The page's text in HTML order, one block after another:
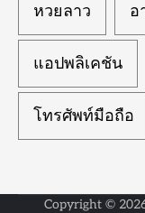
หวยลาว อ
แอปพลิเคชัน
โทรศัพท์มือถือ
Copyright ©